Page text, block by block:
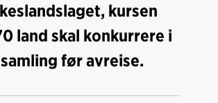
kursen
land skal konkurrere i
før avreise.